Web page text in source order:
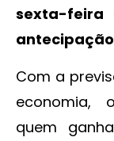
sexta-feira
Com a
economia,
quem